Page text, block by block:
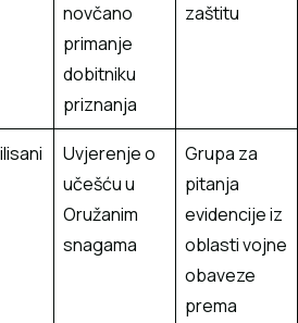
novčano
primanje
dobitniku
priznanja
zaštitu
Uvjerenje o
učešću u
Oružanim
snagama
Grupa za
pitanja
evidencije iz
oblasti vojne
obaveze
prema